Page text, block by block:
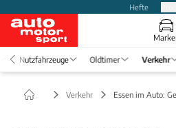
Hefte
Nutzfahrzeuge Oldtimer Verkehr
Verkehr Essen im Auto: